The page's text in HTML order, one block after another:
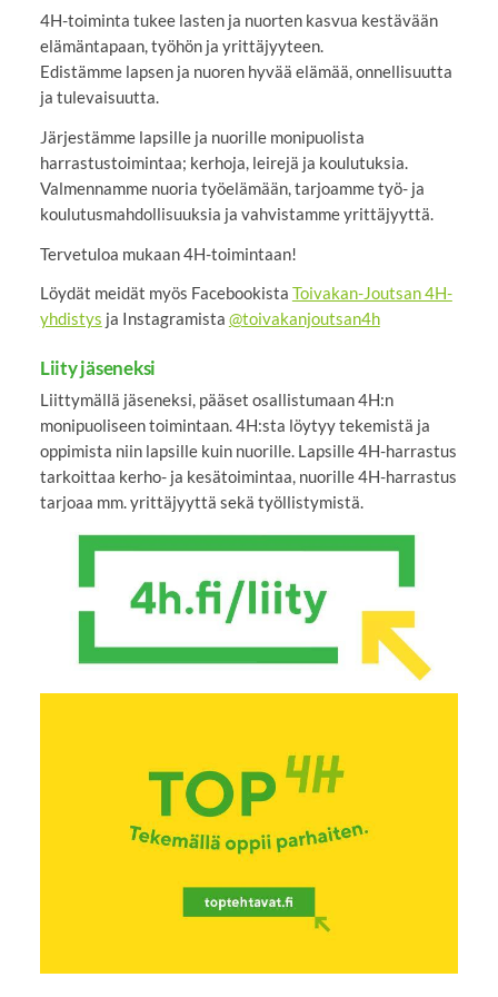
4H-toiminta tukee lasten ja nuorten kasvua kestävään
elämäntapaan, työhön ja yrittäjyyteen.
Edistämme lapsen ja nuoren hyvää elämää, onnellisuutta
ja tulevaisuutta.
Järjestämme lapsille ja nuorille monipuolista
harrastustoimintaa; kerhoja, leirejä ja koulutuksia.
Valmennamme nuoria työelämään, tarjoamme työ- ja
koulutusmahdollisuuksia ja vahvistamme yrittäjyyttä.
Tervetuloa mukaan 4H-toimintaan!
Löydät meidät myös Facebookista Toivakan-Joutsan 4H-
yhdistys ja Instagramista @toivakanjoutsan4h
Liity jäseneksi
Liittymällä jäseneksi, pääset osallistumaan 4H:n
monipuoliseen toimintaan. 4H:sta löytyy tekemistä ja
oppimista niin lapsille kuin nuorille. Lapsille 4H-harrastus
tarkoittaa kerho- ja kesätoimintaa, nuorille 4H-harrastus
tarjoaa mm. yrittäjyyttä sekä työllistymistä.